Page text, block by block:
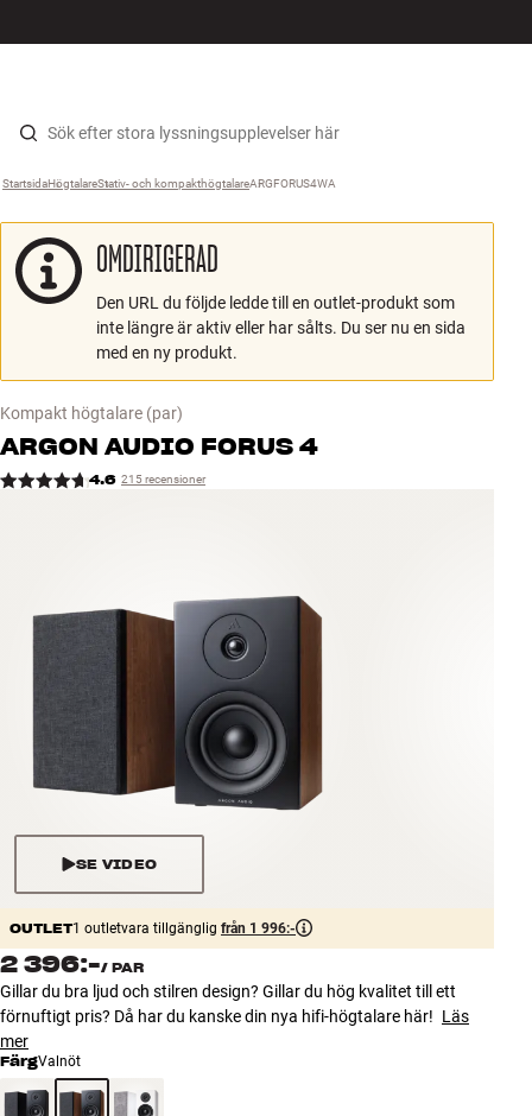
Hopp til innhold
Högtalare
Hörlurar
Surround
TV
System
Kablar
INSPIRATION
MÄRKEN
ERBJUDANDEN
Hitta Butik
Kundtjänst
Bygg med ljud
Företag
Startsida ›
Högtalare ›
Stativ- och kompakthögtalare ›
ARGFORUS4WA
OMDIRIGERAD
Den URL du följde ledde till en outlet-produkt som
inte längre är aktiv eller har sålts. Du ser nu en sida
med en ny produkt.
Kompakt högtalare (par)
ARGON AUDIO FORUS 4
4.6 215 recensioner
SE VIDEO
OUTLET1 outletvara tillgänglig från 1 996:-
2 396:-/ PAR
Gillar du bra ljud och stilren design? Gillar du hög kvalitet till ett
förnuftigt pris? Då har du kanske din nya hifi-högtalare här! Läs
mer
FärgValnöt